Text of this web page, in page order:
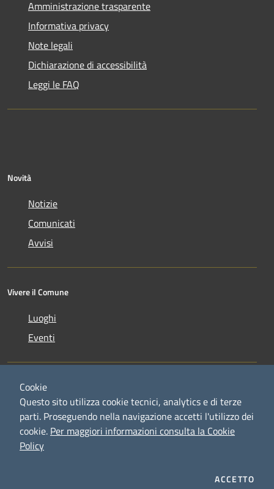
Amministrazione trasparente
Informativa privacy
Note legali
Dichiarazione di accessibilità
Leggi le FAQ
Novità
Notizie
Comunicati
Avvisi
Vivere il Comune
Luoghi
Eventi
RSS
Accessibilità
Privacy
Copyright © 2026 • Comune di
Credaro • Powered by
Cookie
Questo sito utilizza cookie tecnici, analytics e di terze
parti. Proseguendo nella navigazione accetti l'utilizzo dei
cookie. Per maggiori informazioni consulta la Cookie
Policy
ACCETTO